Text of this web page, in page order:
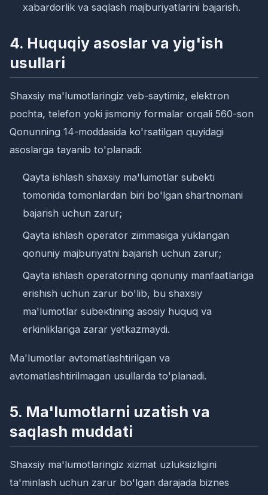
xabardorlik va saqlash majburiyatlarini bajarish.
4. Huquqiy asoslar va yig'ish
usullari
Shaxsiy ma'lumotlaringiz veb-saytimiz, elektron
pochta, telefon yoki jismoniy formalar orqali 560-son
Qonunning 14-moddasida ko'rsatilgan quyidagi
asoslarga tayanib to'planadi:
Qayta ishlash shaxsiy ma'lumotlar subekti
tomonida tomonlardan biri bo'lgan shartnomani
bajarish uchun zarur;
Qayta ishlash operator zimmasiga yuklangan
qonuniy majburiyatni bajarish uchun zarur;
Qayta ishlash operatorning qonuniy manfaatlariga
erishish uchun zarur bo'lib, bu shaxsiy
ma'lumotlar subeкtining asosiy huquq va
erkinliklariga zarar yetkazmaydi.
Ma'lumotlar avtomatlashtirilgan va
avtomatlashtirilmagan usullarda to'planadi.
5. Ma'lumotlarni uzatish va
saqlash muddati
Shaxsiy ma'lumotlaringiz xizmat uzluksizligini
ta'minlash uchun zarur bo'lgan darajada biznes